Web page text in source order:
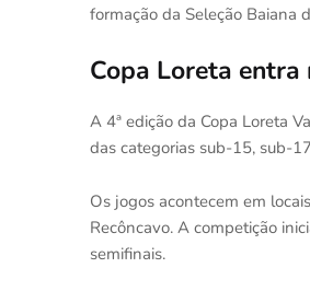
formação da Seleção Baiana
Copa Loreta entra
A 4ª edição da Copa Loreta
das categorias sub-15, sub-
Os jogos acontecem em
Recôncavo. A competição
semifinais.